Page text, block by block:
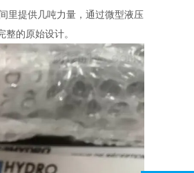
里提供几吨力量，通过微型液压
的原始设计。